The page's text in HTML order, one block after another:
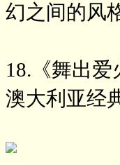
幻之间的风
18.《舞出爱
澳大利亚经